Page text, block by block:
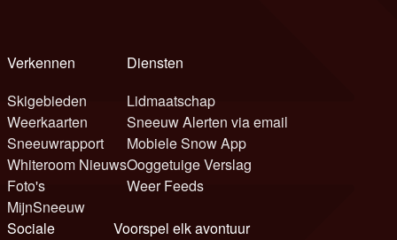
Verkennen
Skigebieden
Weerkaarten
Sneeuwrapport
Whiteroom Nieuws
Foto's
MijnSneeuw
Diensten
Lidmaatschap
Sneeuw Alerten via email
Mobiele Snow App
Ooggetuige Verslag
Weer Feeds
Sociale
Voorspel elk avontuur